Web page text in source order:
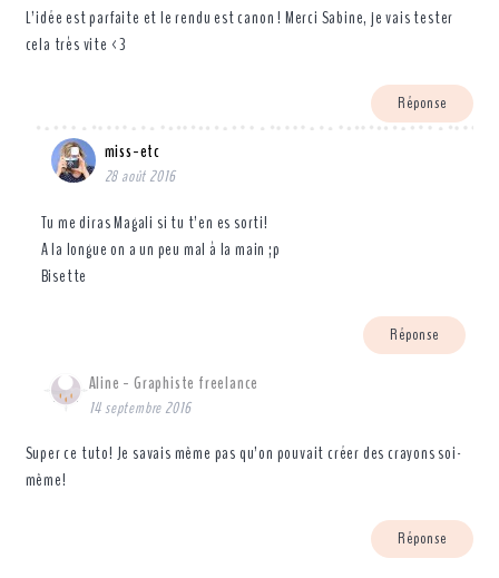
L’idée est parfaite et le rendu est canon ! Merci Sabine, je vais tester
cela très vite <3
Réponse
miss-etc
28 août 2016
Tu me diras Magali si tu t’en es sorti!
A la longue on a un peu mal à la main ;p
Bisette
Réponse
Aline - Graphiste freelance
14 septembre 2016
Super ce tuto! Je savais même pas qu’on pouvait créer des crayons soi-
même!
Réponse